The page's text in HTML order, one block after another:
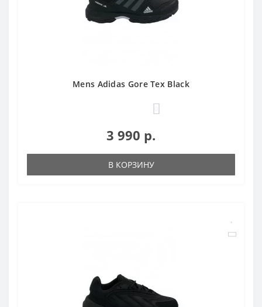
Mens Adidas Gore Tex Black
3 990 р.
В КОРЗИНУ